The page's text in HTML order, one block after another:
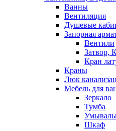
Ванны
Вентиляция
Душевые
Запорная
Вентили
Затвор,
Кран
Краны
Люк
Мебель для
Зеркало
Тумба
Шкаф